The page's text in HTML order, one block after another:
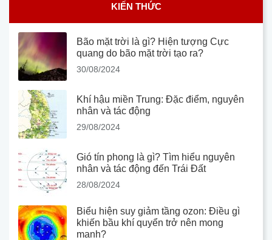
KIẾN THỨC
Bão mặt trời là gì? Hiện tượng Cực
quang do bão mặt trời tạo ra?
30/08/2024
Khí hậu miền Trung: Đặc điểm, nguyên
nhân và tác động
29/08/2024
Gió tín phong là gì? Tìm hiểu nguyên
nhân và tác động đến Trái Đất
28/08/2024
Biểu hiện suy giảm tầng ozon: Điều gì
khiến bầu khí quyển trở nên mong
manh?